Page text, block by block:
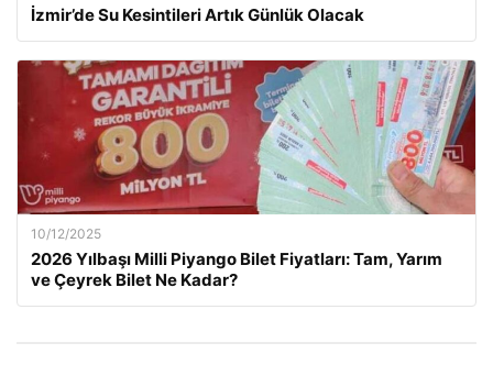
İzmir’de Su Kesintileri Artık Günlük Olacak
10/12/2025
2026 Yılbaşı Milli Piyango Bilet Fiyatları: Tam, Yarım
ve Çeyrek Bilet Ne Kadar?